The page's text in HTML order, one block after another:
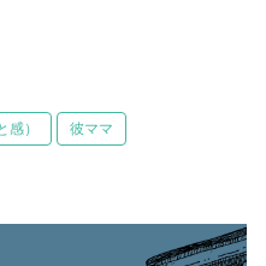
感） 彼ママ